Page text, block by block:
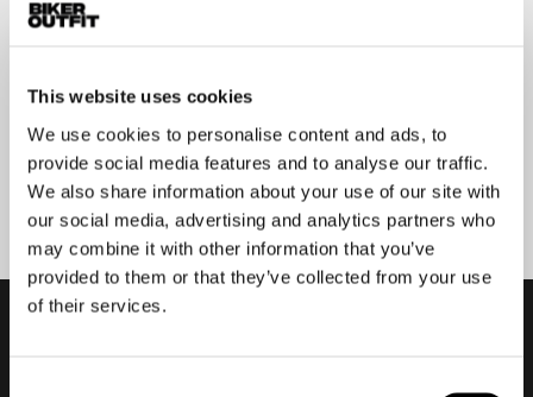
This website uses cookies
We use cookies to personalise content and ads, to
provide social media features and to analyse our traffic.
We also share information about your use of our site with
our social media, advertising and analytics partners who
may combine it with other information that you’ve
provided to them or that they’ve collected from your use
of their services.
Geen zorgen, wij zullen je niet spammen
Aanmelden